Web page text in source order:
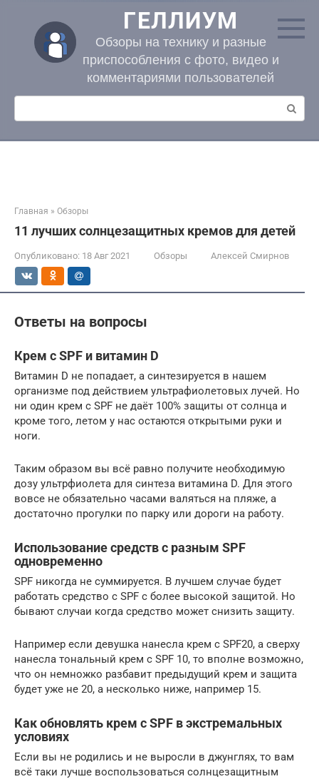
контенту
ГЕЛЛИУМ
Обзоры на технику и разные
приспособления с фото, видео и
комментариями пользователей
Поиск:
Главная » Обзоры
11 лучших солнцезащитных кремов для детей
Опубликовано: 18 Авг 2021 Обзоры Алексей Смирнов
Ответы на вопросы
Крем с SPF и витамин D
Витамин D не попадает, а синтезируется в нашем
организме под действием ультрафиолетовых лучей. Но
ни один крем с SPF не даёт 100% защиты от солнца и
кроме того, летом у нас остаются открытыми руки и
ноги.
Таким образом вы всё равно получите необходимую
дозу ультрфиолета для синтеза витамина D. Для этого
вовсе не обязательно часами валяться на пляже, а
достаточно прогулки по парку или дороги на работу.
Использование средств с разным SPF
одновременно
SPF никогда не суммируется. В лучшем случае будет
работать средство с SPF с более высокой защитой. Но
бывают случаи когда средство может снизить защиту.
Например если девушка нанесла крем с SPF20, а сверху
нанесла тональный крем с SPF 10, то вполне возможно,
что он немножко разбавит предыдущий крем и защита
будет уже не 20, а несколько ниже, например 15.
Как обновлять крем с SPF в экстремальных
условиях
Если вы не родились и не выросли в джунглях, то вам
всё таки лучше воспользоваться солнцезащитным